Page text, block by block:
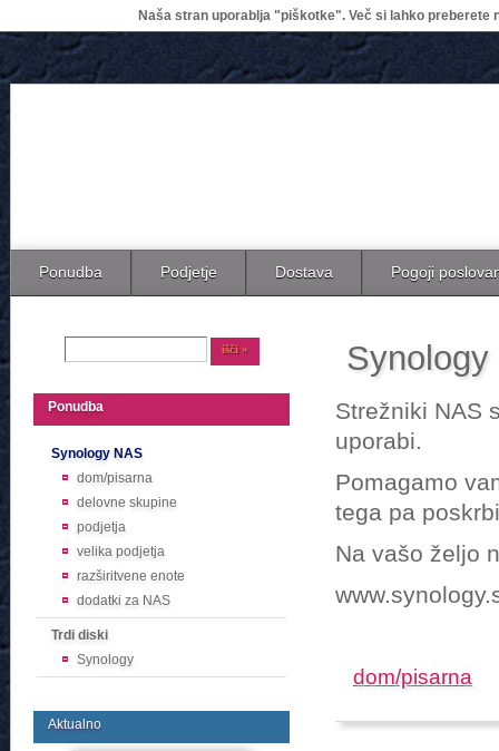
Naša stran uporablja "piškotke". Več si lahko preberete
Ponudba Podjetje Dostava Pogoji
Ponudba
Synology NAS
dom/pisarna
delovne skupine
podjetja
velika podjetja
razširitvene enote
dodatki za NAS
Trdi diski
Synology
Aktualno
Synology
Strežniki NAS
uporabi.
Pomagamo
tega pa
Na vašo željo
dom/pisarna